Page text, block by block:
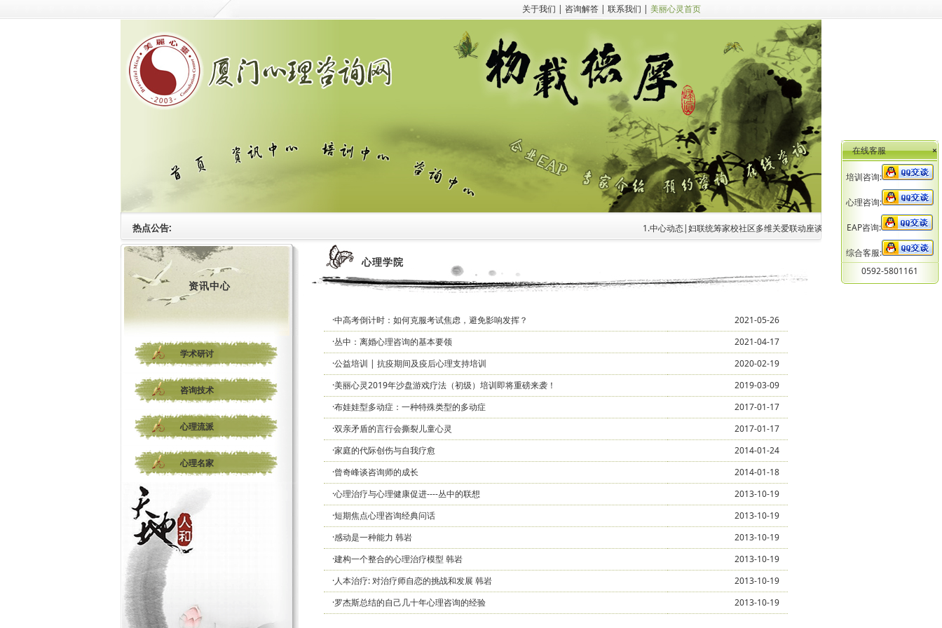
关于我们 | 咨询解答 | 联系我们 | 美丽心灵首页
热点公告: 1.中心动态|妇联统筹家校社区多维关爱联动座谈会召开 共商未成年人心理健康家
资讯中心
学术研讨
咨询技术
心理流派
心理名家
心理学院
·中高考倒计时：如何克服考试焦虑，避免影响发挥？
2021-05-26
·丛中：离婚心理咨询的基本要领
2021-04-17
·公益培训 | 抗疫期间及疫后心理支持培训
2020-02-19
·美丽心灵2019年沙盘游戏疗法（初级）培训即将重磅来袭！
2019-03-09
·布娃娃型多动症：一种特殊类型的多动症
2017-01-17
·双亲矛盾的言行会撕裂儿童心灵
2017-01-17
·家庭的代际创伤与自我疗愈
2014-01-24
·曾奇峰谈咨询师的成长
2014-01-18
·心理治疗与心理健康促进----丛中的联想
2013-10-19
·短期焦点心理咨询经典问话
2013-10-19
·感动是一种能力 韩岩
2013-10-19
·建构一个整合的心理治疗模型 韩岩
2013-10-19
·人本治疗: 对治疗师自恋的挑战和发展 韩岩
2013-10-19
·罗杰斯总结的自己几十年心理咨询的经验
2013-10-19
在线客服 ×
培训咨询:
心理咨询:
EAP咨询:
综合客服:
0592-5801161